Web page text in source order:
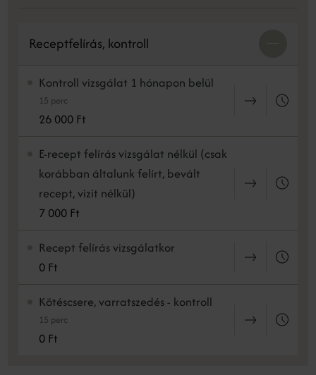
Receptfelírás, kontroll
Kontroll vizsgálat 1 hónapon belül
15 perc
26 000 Ft
E-recept felírás vizsgálat nélkül (csak
korábban általunk felírt, bevált
recept, vizit nélkül)
7 000 Ft
Recept felírás vizsgálatkor
0 Ft
Kötéscsere, varratszedés - kontroll
15 perc
0 Ft